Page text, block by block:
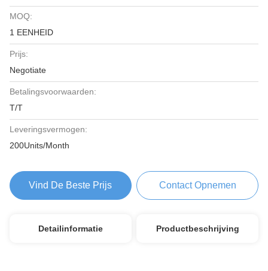
MOQ:
1 EENHEID
Prijs:
Negotiate
Betalingsvoorwaarden:
T/T
Leveringsvermogen:
200Units/Month
Vind De Beste Prijs Contact Opnemen
Detailinformatie Productbeschrijving